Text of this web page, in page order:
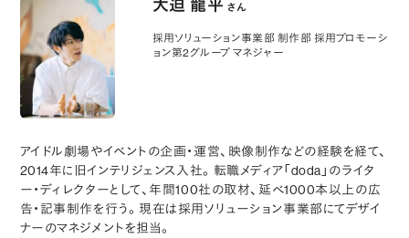
大迫 龍平 さん
採用ソリューション事業部 制作部 採用プロモーシ
ョン第2グループ マネジャー
アイドル劇場やイベントの企画・運営、映像制作などの経験を経て、
2014年に旧インテリジェンス入社。転職メディア「doda」のライタ
ー・ディレクターとして、年間100社の取材、延べ1000本以上の広
告・記事制作を行う。現在は採用ソリューション事業部にてデザイ
ナーのマネジメントを担当。